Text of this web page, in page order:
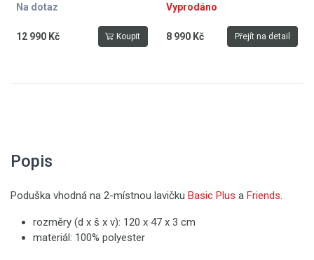
Na dotaz
12 990 Kč Koupit
Vyprodáno
8 990 Kč Přejít na detail
Popis
Poduška vhodná na 2-místnou lavičku Basic Plus a Friends.
rozměry (d x š x v): 120 x 47 x 3 cm
materiál: 100% polyester